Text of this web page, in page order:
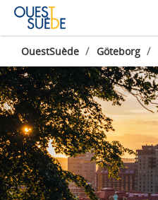
OuestSuède / Göteborg /